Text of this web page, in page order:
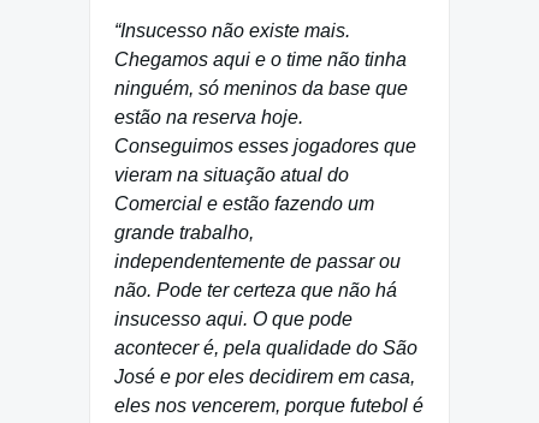
“Insucesso não existe mais.
Chegamos aqui e o time não tinha
ninguém, só meninos da base que
estão na reserva hoje.
Conseguimos esses jogadores que
vieram na situação atual do
Comercial e estão fazendo um
grande trabalho,
independentemente de passar ou
não. Pode ter certeza que não há
insucesso aqui. O que pode
acontecer é, pela qualidade do São
José e por eles decidirem em casa,
eles nos vencerem, porque futebol é